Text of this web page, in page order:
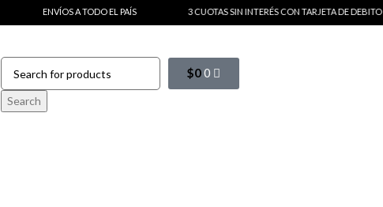
ENVÍOS A TODO EL PAÍS 3 CUOTAS SIN INTERÉS CON TARJETA DE DEBITO
Search
$00